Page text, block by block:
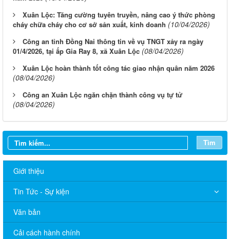
Xuân Lộc: Tăng cường tuyên truyền, nâng cao ý thức phòng
cháy chữa cháy cho cơ sở sản xuất, kinh doanh (10/04/2026)
Công an tỉnh Đồng Nai thông tin về vụ TNGT xảy ra ngày
01/4/2026, tại ấp Gia Ray 8, xã Xuân Lộc (08/04/2026)
Xuân Lộc hoàn thành tốt công tác giao nhận quân năm 2026
(08/04/2026)
Công an Xuân Lộc ngăn chặn thành công vụ tự tử
(08/04/2026)
Tìm
Giới thiệu
Tin Tức - Sự kiện
Văn bản
Cải cách hành chính